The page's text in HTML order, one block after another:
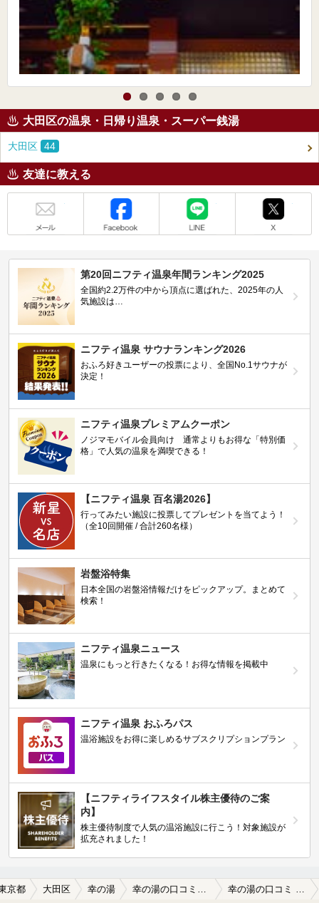
大田区の温泉・日帰り温泉・スーパー銭湯
大田区 44
友達に教える
第20回ニフティ温泉年間ランキング2025
全国約2.2万件の中から頂点に選ばれた、2025年の人
気施設は…
ニフティ温泉 サウナランキング2026
おふろ好きユーザーの投票により、全国No.1サウナが
決定！
ニフティ温泉プレミアムクーポン
ノジマモバイル会員向け 通常よりもお得な「特別価
格」で人気の温泉を満喫できる！
【ニフティ温泉 百名湯2026】
行ってみたい施設に投票してプレゼントを当てよう！
（全10回開催 / 合計260名様）
岩盤浴特集
日本全国の岩盤浴情報だけをピックアップ。まとめて
検索！
ニフティ温泉ニュース
温泉にもっと行きたくなる！お得な情報を掲載中
ニフティ温泉 おふろパス
温浴施設をお得に楽しめるサブスクリプションプラン
【ニフティライフスタイル株主優待のご案
内】
株主優待制度で人気の温浴施設に行こう！対象施設が
拡充されました！
京都 大田区 幸の湯 幸の湯の口コミ一覧 幸の湯の口コミ マグネシウム